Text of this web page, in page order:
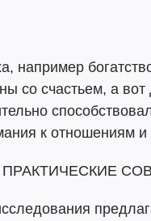
например
со счастьем, а
к отношениям